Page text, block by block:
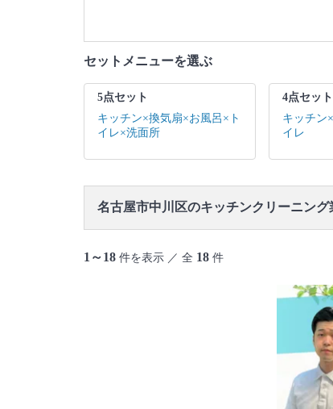
セットメニューを選ぶ
5点セット
キッチン×換気扇×お風呂×ト
イレ×洗面所
4点セット
キッチン
イレ
名古屋市中川区のキッチンクリーニング
1～18 件を表示 ／ 全 18 件